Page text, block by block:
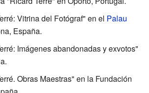
Vitrina del Fotógraf" en el Palau
España.
Imágenes abandonadas y exvotos"
Obras Maestras" en la Fundación